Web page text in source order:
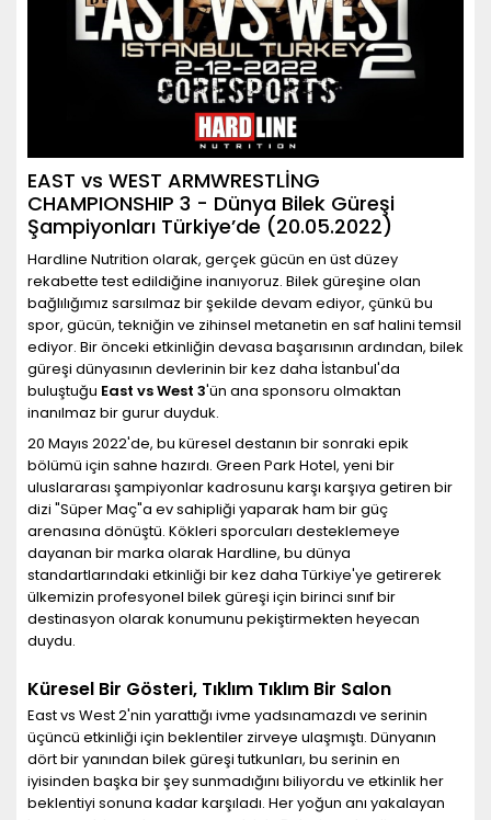
EAST vs WEST ARMWRESTLİNG
CHAMPIONSHIP 3 - Dünya Bilek Güreşi
Şampiyonları Türkiye’de (20.05.2022)
Hardline Nutrition olarak, gerçek gücün en üst düzey
rekabette test edildiğine inanıyoruz. Bilek güreşine olan
bağlılığımız sarsılmaz bir şekilde devam ediyor, çünkü bu
spor, gücün, tekniğin ve zihinsel metanetin en saf halini temsil
ediyor. Bir önceki etkinliğin devasa başarısının ardından, bilek
güreşi dünyasının devlerinin bir kez daha İstanbul'da
buluştuğu East vs West 3'ün ana sponsoru olmaktan
inanılmaz bir gurur duyduk.
20 Mayıs 2022'de, bu küresel destanın bir sonraki epik
bölümü için sahne hazırdı. Green Park Hotel, yeni bir
uluslararası şampiyonlar kadrosunu karşı karşıya getiren bir
dizi "Süper Maç"a ev sahipliği yaparak ham bir güç
arenasına dönüştü. Kökleri sporcuları desteklemeye
dayanan bir marka olarak Hardline, bu dünya
standartlarındaki etkinliği bir kez daha Türkiye'ye getirerek
ülkemizin profesyonel bilek güreşi için birinci sınıf bir
destinasyon olarak konumunu pekiştirmekten heyecan
duydu.
Küresel Bir Gösteri, Tıklım Tıklım Bir Salon
East vs West 2'nin yarattığı ivme yadsınamazdı ve serinin
üçüncü etkinliği için beklentiler zirveye ulaşmıştı. Dünyanın
dört bir yanından bilek güreşi tutkunları, bu serinin en
iyisinden başka bir şey sunmadığını biliyordu ve etkinlik her
beklentiyi sonuna kadar karşıladı. Her yoğun anı yakalayan